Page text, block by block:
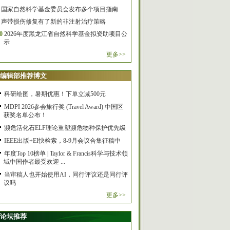
国家自然科学基金委员会发布多个项目指南
声带损伤修复有了新的非注射治疗策略
2026年度黑龙江省自然科学基金拟资助项目公
示
更多>>
编辑部推荐博文
科研绘图，暑期优惠！下单立减500元
MDPI 2026参会旅行奖 (Travel Award) 中国区
获奖名单公布！
濒危活化石ELF理论重塑濒危物种保护优先级
IEEE出版+EI快检索，8-9月会议合集征稿中
年度Top 10榜单 | Taylor & Francis科学与技术领
域中国作者最受欢迎 ...
当审稿人也开始使用AI，同行评议还是同行评
议吗
更多>>
论坛推荐